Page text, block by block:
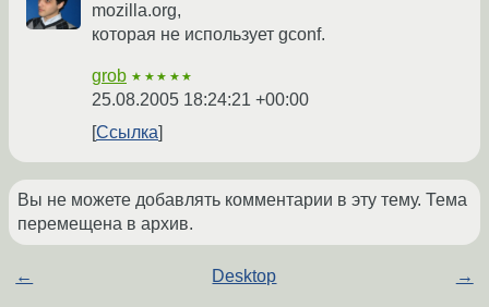
mozilla.org,
которая не использует gconf.
grob ★★★★★
25.08.2005 18:24:21 +00:00
Ссылка
Вы не можете добавлять комментарии в эту тему. Тема
перемещена в архив.
← Desktop →